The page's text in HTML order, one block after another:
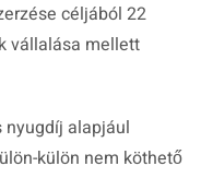
céljából 22
vállalása mellett
alapjául
külön nem köthető